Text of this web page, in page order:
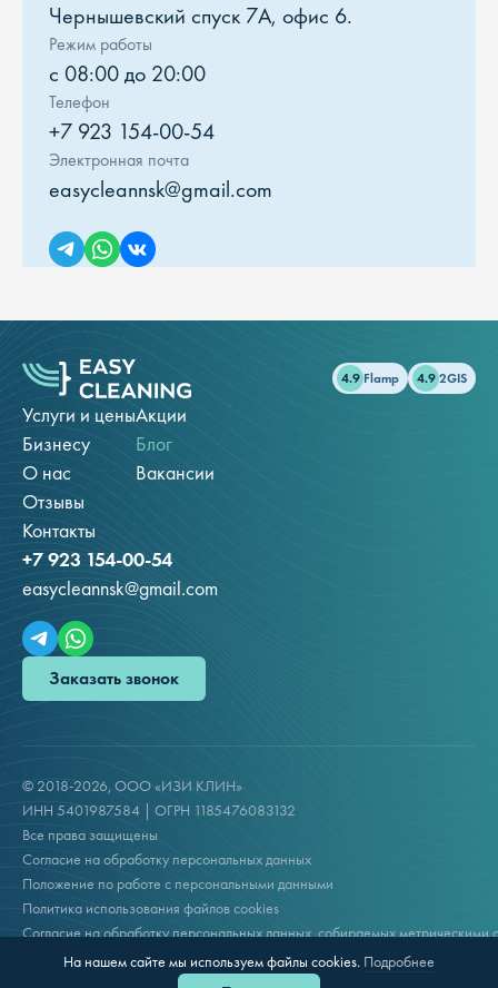
Чернышевский спуск 7А, офис 6.
Режим работы
с 08:00 до 20:00
Телефон
+7 923 154-00-54
Электронная почта
easycleannsk@gmail.com
4.9 Flamp 4.9 2GIS
Услуги и цены
Бизнесу
О нас
Отзывы
Контакты
Акции
Блог
Вакансии
+7 923 154-00-54
easycleannsk@gmail.com
Заказать звонок
© 2018-2026, ООО «ИЗИ КЛИН»
ИНН 5401987584 | ОГРН 1185476083132
Все права защищены
Согласие на обработку персональных данных
Положение по работе с персональными данными
Политика использования файлов cookies
Согласие на обработку персональных данных, собираемых метрическими
Сделано в Code Studio
На нашем сайте мы используем файлы cookies. Подробнее